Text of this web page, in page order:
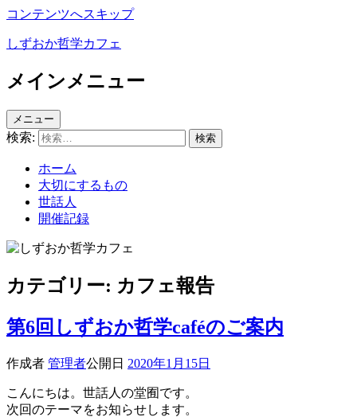
コンテンツへスキップ
しずおか哲学カフェ
メインメニュー
メニュー
検索:
ホーム
大切にするもの
世話人
開催記録
カテゴリー: カフェ報告
第6回しずおか哲学caféのご案内
作成者 管理者公開日 2020年1月15日
こんにちは。世話人の堂囿です。
次回のテーマをお知らせします。